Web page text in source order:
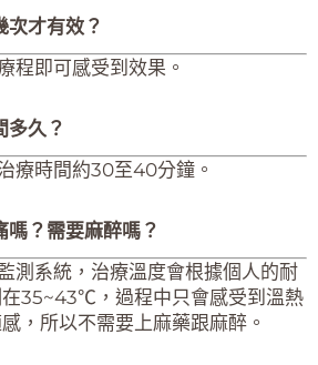
次才有效？
程即可感受到效果。
多久？
療時間約30至40分鐘。​
？需要麻醉嗎？​
測系統，治療溫度會根據個人的耐
35~43℃，過程中只會感受到溫熱
，所以不需要上麻藥跟麻醉。​​